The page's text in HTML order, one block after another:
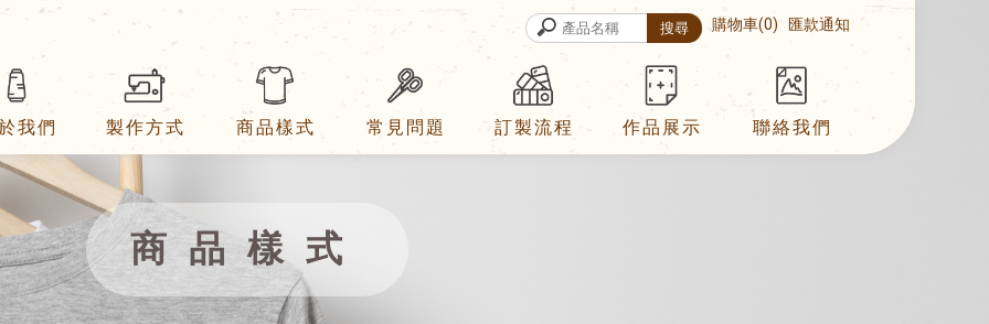
購物車 0 匯款通知
我們 製作方式 商品樣式 常見問題 訂製流程 作品展示 聯絡我們
商品樣式